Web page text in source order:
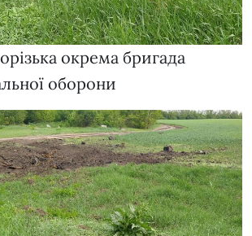
окрема бригада
оборони